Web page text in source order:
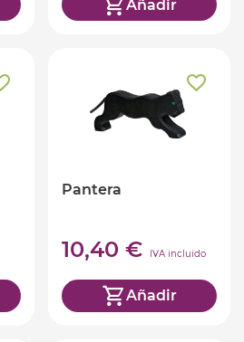
Añadir
Pantera
10,40 € IVA incluido
Añadir